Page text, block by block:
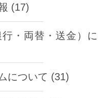
(17)
・両替・送金）
について (31)